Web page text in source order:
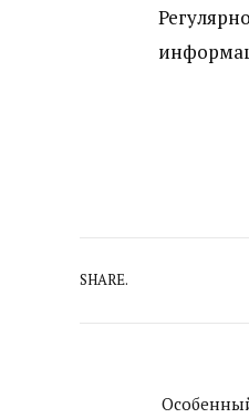
SHARE.